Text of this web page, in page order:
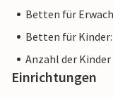
Betten für
Betten für Kinder:
Anzahl der
Einrichtungen